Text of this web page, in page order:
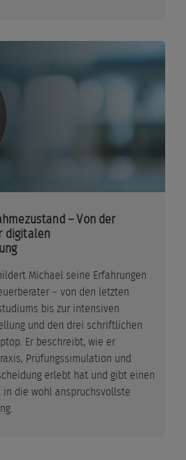
– Von der
digitalen
Michael seine Erfahrungen
– von den letzten
bis zur intensiven
und den drei schriftlichen
Er beschreibt, wie er
Prüfungssimulation und
erlebt hat und gibt einen
in die wohl anspruchsvollste